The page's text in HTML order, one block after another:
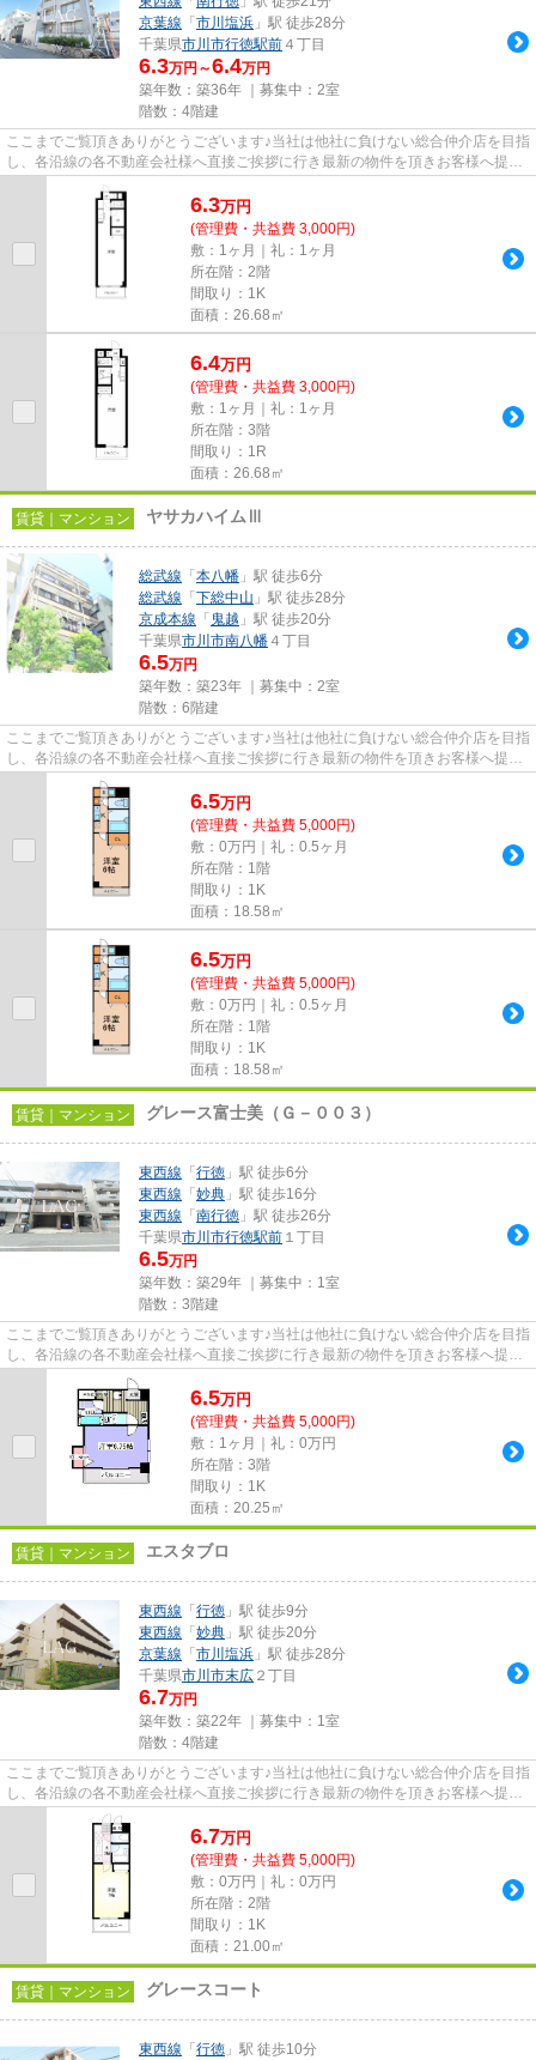
京葉線 「 市川塩浜 」駅 徒歩28分
千葉県市川市行徳駅前 ４丁目
6.3万円～6.4万円
築年数：築36年 ｜募集中： 2室
階数：4階建
ここまでご覧頂きありがとうございます♪当社は他社に負けない総合仲介店を目指
し、各沿線の各不動産会社様へ直接ご挨拶に行き最新の物件を頂きお客様へ提供
6.3万円
(管理費・共益費 3,000円)
敷：1ヶ月｜礼：1ヶ月
所在階：2階
間取り：1K
面積：26.68㎡
6.4万円
(管理費・共益費 3,000円)
敷：1ヶ月｜礼：1ヶ月
所在階：3階
間取り：1R
面積：26.68㎡
賃貸｜マンション ヤサカハイムⅢ
総武線 「 本八幡 」駅 徒歩6分
総武線 「 下総中山 」駅 徒歩28分
京成本線 「 鬼越 」駅 徒歩20分
千葉県市川市南八幡 ４丁目
6.5万円
築年数：築23年 ｜募集中： 2室
階数：6階建
ここまでご覧頂きありがとうございます♪当社は他社に負けない総合仲介店を目指
し、各沿線の各不動産会社様へ直接ご挨拶に行き最新の物件を頂きお客様へ提供
しております！最新の情報は...
6.5万円
(管理費・共益費 5,000円)
敷：0万円｜礼：0.5ヶ月
所在階：1階
間取り：1K
面積：18.58㎡
6.5万円
(管理費・共益費 5,000円)
敷：0万円｜礼：0.5ヶ月
所在階：1階
間取り：1K
面積：18.58㎡
賃貸｜マンション グレース富士美（Ｇ－００３）
東西線 「 行徳 」駅 徒歩6分
東西線 「 妙典 」駅 徒歩16分
東西線 「 南行徳 」駅 徒歩26分
千葉県市川市行徳駅前 １丁目
6.5万円
築年数：築29年 ｜募集中： 1室
階数：3階建
ここまでご覧頂きありがとうございます♪当社は他社に負けない総合仲介店を目指
し、各沿線の各不動産会社様へ直接ご挨拶に行き最新の物件を頂きお客様へ提供
しております！最新の情報は...
6.5万円
(管理費・共益費 5,000円)
敷：1ヶ月｜礼：0万円
所在階：3階
間取り：1K
面積：20.25㎡
賃貸｜マンション エスタブロ
東西線 「 行徳 」駅 徒歩9分
東西線 「 妙典 」駅 徒歩20分
京葉線 「 市川塩浜 」駅 徒歩28分
千葉県市川市末広 ２丁目
6.7万円
築年数：築22年 ｜募集中： 1室
階数：4階建
ここまでご覧頂きありがとうございます♪当社は他社に負けない総合仲介店を目指
し、各沿線の各不動産会社様へ直接ご挨拶に行き最新の物件を頂きお客様へ提供
しております！最新の情報は...
6.7万円
(管理費・共益費 5,000円)
敷：0万円｜礼：0万円
所在階：2階
間取り：1K
面積：21.00㎡
賃貸｜マンション グレースコート
東西線 「 行徳 」駅 徒歩10分